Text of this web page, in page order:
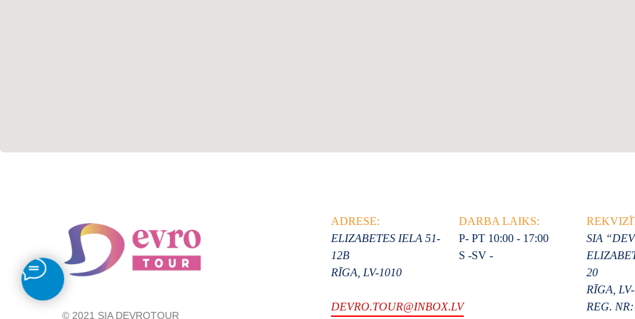
© 2021 SIA DEVROTOUR
ADRESE:
ELIZABETES IELA 51-
12B
RĪGA, LV-1010
DEVRO.TOUR@INBOX.LV
DARBA LAIKS:
P- PT 10:00 - 17:00
S -SV -
SIA
20
RĪGA,
REG.